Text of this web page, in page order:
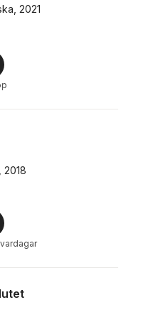
2021
Totalt antal röster:
2018
antal röster: